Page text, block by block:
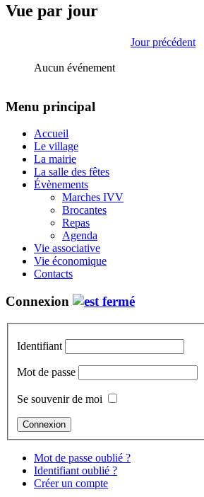
Vue par jour
Jour précédent
Aucun événement
Menu principal
Accueil
Le village
La mairie
La salle des fêtes
Évènements
Marches IVV
Brocantes
Repas
Agenda
Vie associative
Vie économique
Contacts
Connexion
Identifiant
Mot de passe
Se souvenir de moi
Mot de passe oublié ?
Identifiant oublié ?
Créer un compte